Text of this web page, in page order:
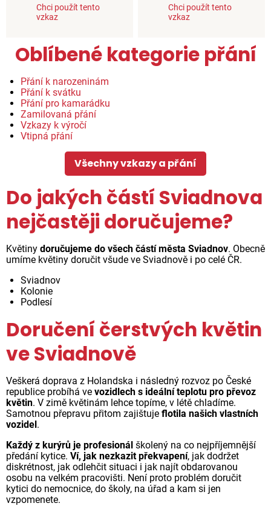
Chci použít tento
vzkaz
Chci použít tento
vzkaz
Oblíbené kategorie přání
Přání k narozeninám
Přání k svátku
Přání pro kamarádku
Zamilovaná přání
Vzkazy k výročí
Vtipná přání
Všechny vzkazy a přání
Do jakých částí Sviadnova
nejčastěji doručujeme?
Květiny doručujeme do všech částí města Sviadnov. Obecně
umíme květiny doručit všude ve Sviadnově i po celé ČR.
Sviadnov
Kolonie
Podlesí
Doručení čerstvých květin
ve Sviadnově
Veškerá doprava z Holandska i následný rozvoz po České
republice probíhá ve vozidlech s ideální teplotu pro převoz
květin. V zimě květinám lehce topíme, v létě chladíme.
Samotnou přepravu přitom zajištuje flotila našich vlastních
vozidel.
Každý z kurýrů je profesionál školený na co nejpříjemnější
předání kytice. Ví, jak nezkazit překvapení, jak dodržet
diskrétnost, jak odlehčit situaci i jak najít obdarovanou
osobu na velkém pracovišti. Není proto problém doručit
kytici do nemocnice, do školy, na úřad a kam si jen
vzpomenete.